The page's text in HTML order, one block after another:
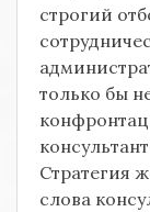
строгий
только бы
Стратегия
слова